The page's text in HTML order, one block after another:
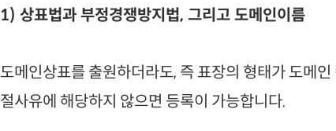
1) 상표법과 부정경쟁방지법, 그리고 도메인이름
도메인상표를 출원하더라도, 즉 표장의 형태가 도메
절사유에 해당하지 않으면 등록이 가능합니다.